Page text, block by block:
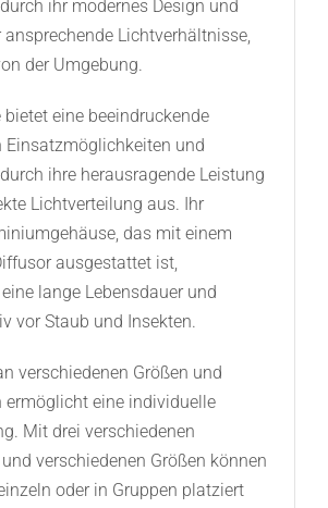
ihr modernes Design und
Lichtverhältnisse,
der Umgebung.
bietet eine beeindruckende
Einsatzmöglichkeiten und
ihre herausragende Leistung
Lichtverteilung aus. Ihr
das mit einem
ausgestattet ist,
lange Lebensdauer und
vor Staub und Insekten.
verschiedenen Größen und
ermöglicht eine individuelle
Mit drei verschiedenen
verschiedenen Größen können
oder in Gruppen platziert